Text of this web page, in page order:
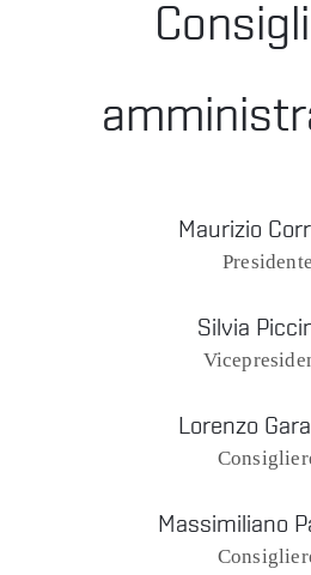
Maurizio
Presidente
Silvia
Lorenzo
Massimiliano